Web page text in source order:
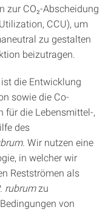
zur CO₂-Abscheidung
CCU), um
zu gestalten
beizutragen.
die Entwicklung
sowie die Co-
für die Lebensmittel-,
des
. Wir nutzen eine
in welcher wir
Restströmen als
rubrumzu
von